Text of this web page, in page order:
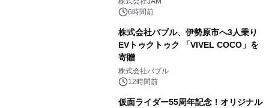
メニューが展開されます
6時間前
株式会社バブル、伊勢原市へ3人乗り
EVトゥクトゥク 「VIVEL COCO」を
寄贈
株式会社バブル
12時間前
仮面ライダー55周年記念！オリジナル